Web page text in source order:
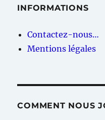
INFORMATIONS
Contactez-nous…
Mentions légales
COMMENT NOUS